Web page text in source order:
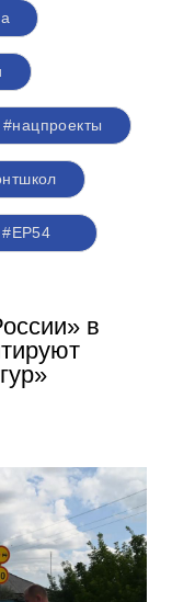
#нацпроекты
#ЕР54
в